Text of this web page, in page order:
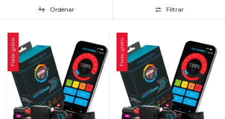
Ordenar Filtrar
Frete grátis Frete grátis